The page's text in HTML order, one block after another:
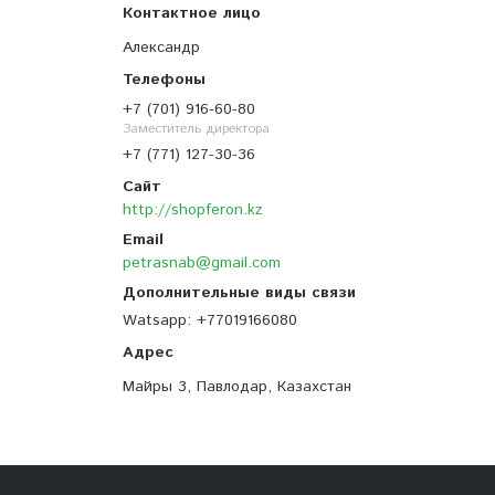
Александр
+7 (701) 916-60-80
Заместитель директора
+7 (771) 127-30-36
http://shopferon.kz
petrasnab@gmail.com
Watsapp +77019166080
Майры 3, Павлодар, Казахстан